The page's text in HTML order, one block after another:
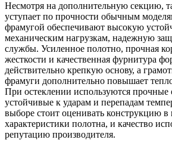
Несмотря на дополнительную секцию,
уступает по прочности обычным
фрамугой обеспечивают высокую
механическим нагрузкам, надежную
службы. Усиленное полотно, прочная
жесткости и качественная фурнитура
действительно крепкую основу, а
фрамуги дополнительно повышает
При остеклении используются прочные
устойчивые к ударам и перепадам
выборе стоит оценивать конструкцию в
характеристики полотна, и качество
репутацию производителя.